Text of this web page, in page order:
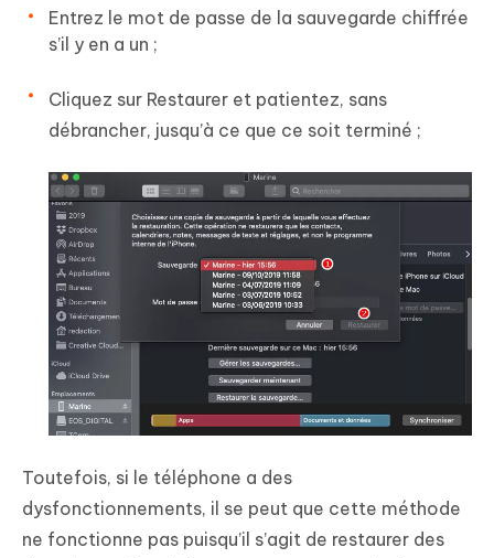
Entrez le mot de passe de la sauvegarde chiffrée
s’il y en a un ;
Cliquez sur Restaurer et patientez, sans
débrancher, jusqu’à ce que ce soit terminé ;
Toutefois, si le téléphone a des
dysfonctionnements, il se peut que cette méthode
ne fonctionne pas puisqu’il s’agit de restaurer des